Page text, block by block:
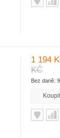
1 194
KČ
Bez daně:
Koupit